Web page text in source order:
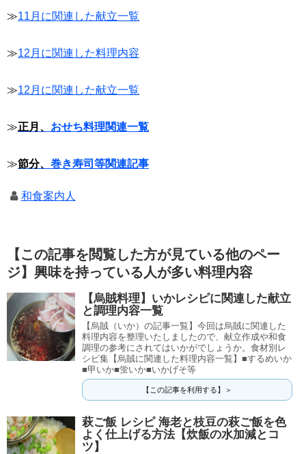
≫11月に関連した献立一覧
≫12月に関連した料理内容
≫12月に関連した献立一覧
≫正月、 おせち料理関連一覧
≫節分、 巻き寿司等関連記事
和食案内人
【この記事を閲覧した方が見ている他のペー
ジ】興味を持っている人が多い料理内容
【烏賊料理】いかレシピに関連した献立
と調理内容一覧
【烏賊（いか）の記事一覧】今回は烏賊に関連した
料理内容を整理いたしましたので、献立作成や和食
調理の参考にされてはいかがでしょうか。食材別レ
シピ集【烏賊に関連した料理内容一覧】■するめいか
■甲いか■蛍いか■いかげそ等
【この記事を利用する】＞
萩ご飯 レシピ 海老と枝豆の萩ご飯を色
よく仕上げる方法【炊飯の水加減とコ
ツ】